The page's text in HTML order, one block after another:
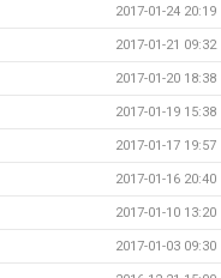
2017-01-24 20:19
2017-01-21 09:32
2017-01-20 18:38
2017-01-19 15:38
2017-01-17 19:57
2017-01-16 20:40
2017-01-10 13:20
2017-01-03 09:30